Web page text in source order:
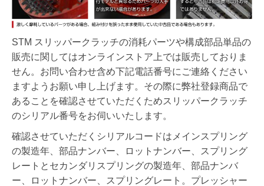
STM スリッパークラッチの消耗パーツや構成部品単品の
販売に関してはオンラインストア上では販売しておりま
せん。お問い合わせ含め下記電話番号にご連絡ください
ますようお願い申し上げます。その際に弊社登録商品で
あることを確認させていただくためスリッパークラッチ
のシリアル番号をお伺いいたします。
確認させていただくシリアルコードはメインスプリング
の製造年、部品ナンバー、ロットナンバー、スプリング
レートとセカンダリスプリングの製造年、部品ナンバ
ー、ロットナンバー、スプリングレート。プレッシャー